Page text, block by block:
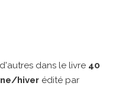
dans le livre 40
hiver édité par